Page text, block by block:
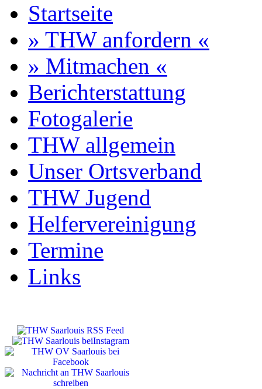
Startseite
» THW anfordern «
» Mitmachen «
Berichterstattung
Fotogalerie
THW allgemein
Unser Ortsverband
THW Jugend
Helfervereinigung
Termine
Links